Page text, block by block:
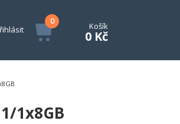
0 Košík
0 Kč
1x8GB